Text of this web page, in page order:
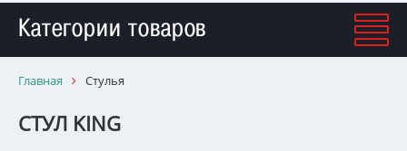
Категории товаров
Главная Стулья
СТУЛ KING